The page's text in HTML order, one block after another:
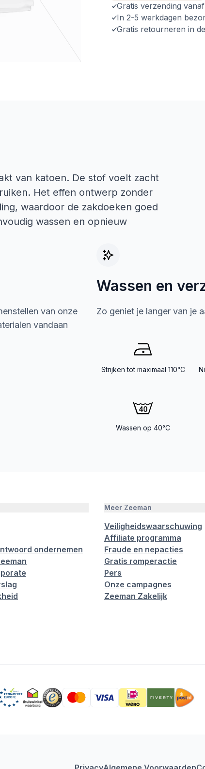
Gratis verzending
In 2-5 werkdagen
Gratis retourneren in
van katoen. De stof voelt zacht
Het effen ontwerp zonder
waardoor de zakdoeken goed
wassen en opnieuw
van onze
vandaan
Wassen en
Zo geniet je langer van je
Strijken tot maximaal 110°C
Wassen op 40°C
ondernemen
Meer Zeeman
Veiligheidswaarschuwing
Affiliate programma
Fraude en nepacties
Gratis romperactie
Pers
Onze campagnes
Zeeman Zakelijk